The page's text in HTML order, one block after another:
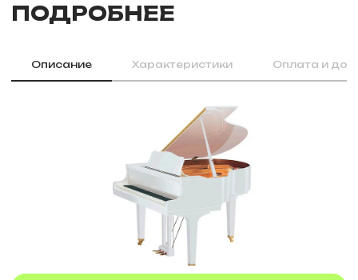
ПОДРОБНЕЕ
Описание Характеристики Оплата и